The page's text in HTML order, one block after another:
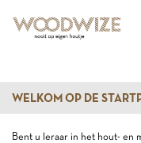
WELKOM OP DE
Bent u leraar in het hout- en